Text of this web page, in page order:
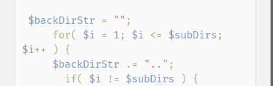
$backDirStr = "" ;
     for(
$i = 1; $i <= $subDirs
$i++ ) {
$backDirStr
.= ".." ;
       if(
$i != $subDirs
) {